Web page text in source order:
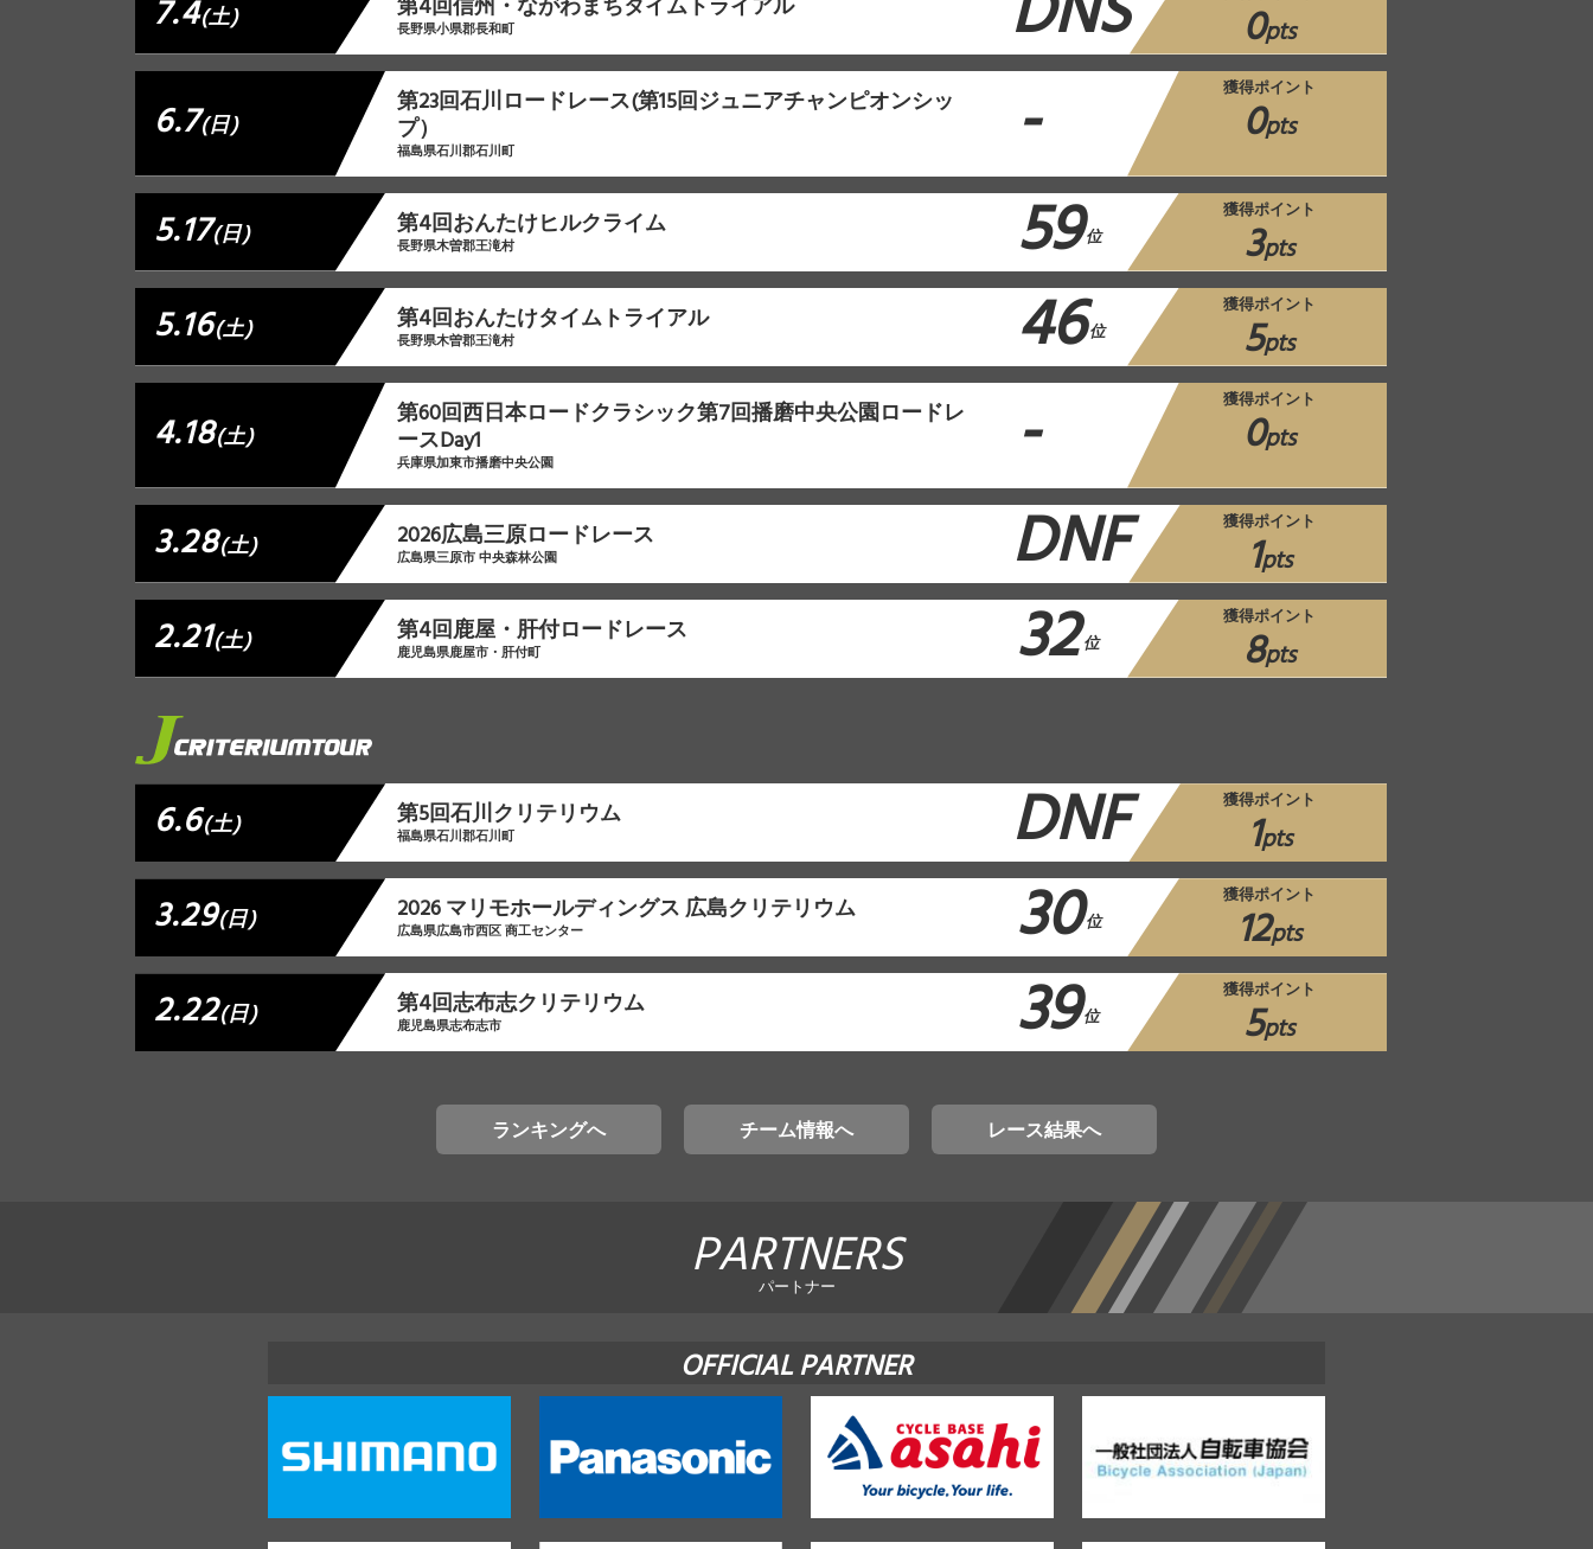
7.4(土) 第4回信州・ながわまちタイムトライアル
長野県小県郡長和町 0pts
6.7(日)
第23回石川ロードレース(第15回ジュニアチャンピオンシッ
プ）
福島県石川郡石川町 - 獲得ポイント
0pts
5.17(日) 第4回おんたけヒルクライム
長野県木曽郡王滝村 59位
獲得ポイント
3pts
5.16(土) 第4回おんたけタイムトライアル
長野県木曽郡王滝村 46位
獲得ポイント
5pts
4.18(土)
第60回西日本ロードクラシック第7回播磨中央公園ロードレ
ースDay1
兵庫県加東市播磨中央公園 - 獲得ポイント
0pts
3.28(土) 2026広島三原ロードレース
広島県三原市 中央森林公園 DNF 獲得ポイント
1pts
2.21(土) 第4回鹿屋・肝付ロードレース
鹿児島県鹿屋市・肝付町 32 位
獲得ポイント
8pts
6.6(土) 第5回石川クリテリウム
福島県石川郡石川町 DNF 獲得ポイント
1pts
3.29(日) 2026 マリモホールディングス 広島クリテリウム
広島県広島市西区 商工センター 30位
獲得ポイント
12pts
2.22(日) 第4回志布志クリテリウム
鹿児島県志布志市 39位
獲得ポイント
5pts
ランキングへ チーム情報へ レース結果へ
PARTNERS
パートナー
OFFICIAL PARTNER